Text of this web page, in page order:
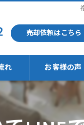
売却依頼はこちら
れ お客様の声